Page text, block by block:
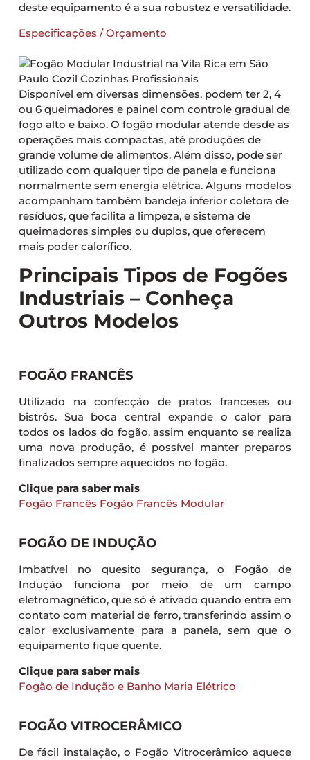
deste equipamento é a sua robustez e versatilidade.
Especificações / Orçamento
Disponível em diversas dimensões, podem ter 2, 4
ou 6 queimadores e painel com controle gradual de
fogo alto e baixo. O fogão modular atende desde as
operações mais compactas, até produções de
grande volume de alimentos. Além disso, pode ser
utilizado com qualquer tipo de panela e funciona
normalmente sem energia elétrica. Alguns modelos
acompanham também bandeja inferior coletora de
resíduos, que facilita a limpeza, e sistema de
queimadores simples ou duplos, que oferecem
mais poder calorífico.
Principais Tipos de Fogões
Industriais – Conheça
Outros Modelos
FOGÃO FRANCÊS
Utilizado na confecção de pratos franceses ou
bistrôs. Sua boca central expande o calor para
todos os lados do fogão, assim enquanto se realiza
uma nova produção, é possível manter preparos
finalizados sempre aquecidos no fogão.
Clique para saber mais
Fogão Francês Fogão Francês Modular
FOGÃO DE INDUÇÃO
Imbatível no quesito segurança, o Fogão de
Indução funciona por meio de um campo
eletromagnético, que só é ativado quando entra em
contato com material de ferro, transferindo assim o
calor exclusivamente para a panela, sem que o
equipamento fique quente.
Clique para saber mais
Fogão de Indução e Banho Maria Elétrico
FOGÃO VITROCERÂMICO
De fácil instalação, o Fogão Vitrocerâmico aquece